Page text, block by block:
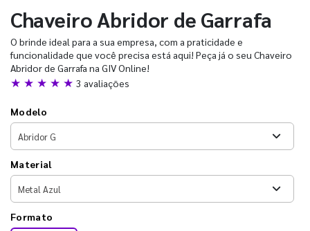
Chaveiro Abridor de Garrafa
O brinde ideal para a sua empresa, com a praticidade e
funcionalidade que você precisa está aqui! Peça já o seu Chaveiro
Abridor de Garrafa na GIV Online!
★ ★ ★ ★ ★ 3 avaliações
Modelo
Material
Formato